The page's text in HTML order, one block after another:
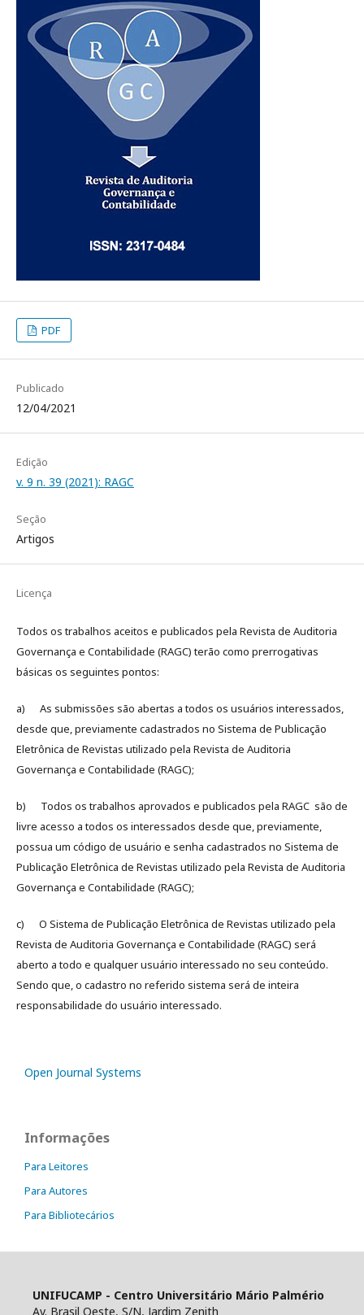
PDF
Publicado
12/04/2021
Edição
v. 9 n. 39 (2021): RAGC
Seção
Artigos
Licença
Todos os trabalhos aceitos e publicados pela Revista de Auditoria
Governança e Contabilidade (RAGC) terão como prerrogativas
básicas os seguintes pontos:
a) As submissões são abertas a todos os usuários interessados,
desde que, previamente cadastrados no Sistema de Publicação
Eletrônica de Revistas utilizado pela Revista de Auditoria
Governança e Contabilidade (RAGC);
b) Todos os trabalhos aprovados e publicados pela RAGC são de
livre acesso a todos os interessados desde que, previamente,
possua um código de usuário e senha cadastrados no Sistema de
Publicação Eletrônica de Revistas utilizado pela Revista de Auditoria
Governança e Contabilidade (RAGC);
c) O Sistema de Publicação Eletrônica de Revistas utilizado pela
Revista de Auditoria Governança e Contabilidade (RAGC) será
aberto a todo e qualquer usuário interessado no seu conteúdo.
Sendo que, o cadastro no referido sistema será de inteira
responsabilidade do usuário interessado.
Open Journal Systems
Informações
Para Leitores
Para Autores
Para Bibliotecários
UNIFUCAMP - Centro Universitário Mário Palmério
Av. Brasil Oeste, S/N, Jardim Zenith